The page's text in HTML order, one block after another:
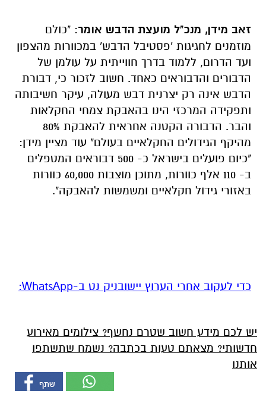
זאב מידן, מנכ"ל מועצת הדבש אומר: "כולם
מוזמנים לחגיגות 'פסטיבל הדבש' במכוורות מהצפון
ועד הדרום, ללמוד בדרך חווייתית על עולמן של
הדבורים והדבוראים כאחד. חשוב לזכור כי, דבורת
הדבש אינה רק יצרנית דבש מעולה, עיקר חשיבותה
ותפקידה המרכזי הינו בהאבקת צמחי החקלאות
והבר. הדבורה הקטנה אחראית להאבקת 80%
מהיקף הגידולים החקלאיים בעולם" עוד מציין מידן:
"כיום פועלים בישראל כ- 500 דבוראים המטפלים
ב- 110 אלף כוורות, מתוכן מוצבות 60,000 כוורות
באזורי גידול חקלאיים ומשמשות להאבקה".
‏כדי לעקוב אחרי הערוץ יישובניק נט ב-WhatsApp:‏‏‏
יש לכם מידע חשוב שטרם נחשף? צילומים מאירוע
חדשותי? מצאתם טעות בכתבה? נשמח שתשתפו
אותנו